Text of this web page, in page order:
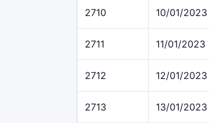
2710 10/01/2023
2711 11/01/2023
2712 12/01/2023
2713 13/01/2023